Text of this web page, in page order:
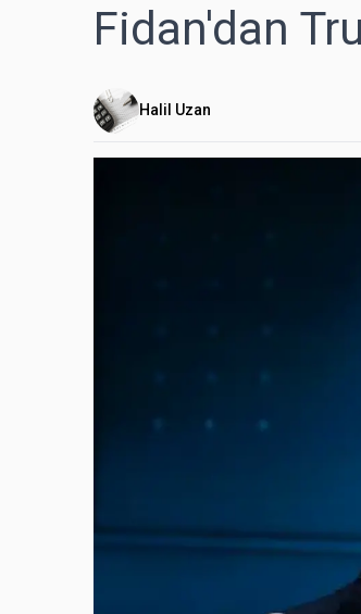
Fidan'dan
Halil Uzan